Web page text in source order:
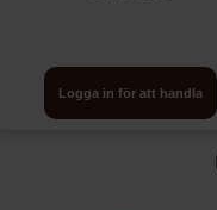
Logga in för att handla